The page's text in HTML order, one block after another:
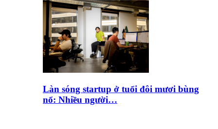
Làn sóng startup ở tuổi đôi mươi bùng
nổ: Nhiều người…